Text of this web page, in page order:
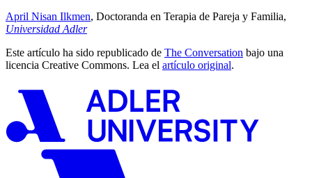
April Nisan Ilkmen, Doctoranda en Terapia de Pareja y Familia,
Universidad Adler
Este artículo ha sido republicado de The Conversation bajo una
licencia Creative Commons. Lea el artículo original.